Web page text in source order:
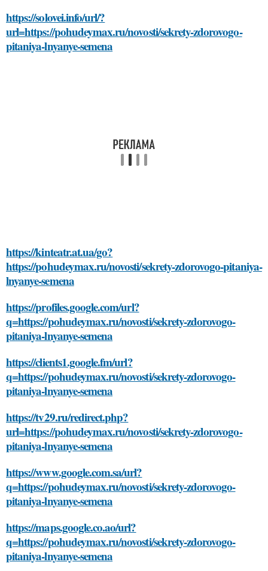
https://solovei.info/url/?
url=https://pohudeymax.ru/novosti/sekrety-zdorovogo-
pitaniya-lnyanye-semena
https://kinteatr.at.ua/go?
https://pohudeymax.ru/novosti/sekrety-zdorovogo-pitaniya-
lnyanye-semena
https://profiles.google.com/url?
q=https://pohudeymax.ru/novosti/sekrety-zdorovogo-
pitaniya-lnyanye-semena
https://clients1.google.fm/url?
q=https://pohudeymax.ru/novosti/sekrety-zdorovogo-
pitaniya-lnyanye-semena
https://tv29.ru/redirect.php?
url=https://pohudeymax.ru/novosti/sekrety-zdorovogo-
pitaniya-lnyanye-semena
https://www.google.com.sa/url?
q=https://pohudeymax.ru/novosti/sekrety-zdorovogo-
pitaniya-lnyanye-semena
https://maps.google.co.ao/url?
q=https://pohudeymax.ru/novosti/sekrety-zdorovogo-
pitaniya-lnyanye-semena